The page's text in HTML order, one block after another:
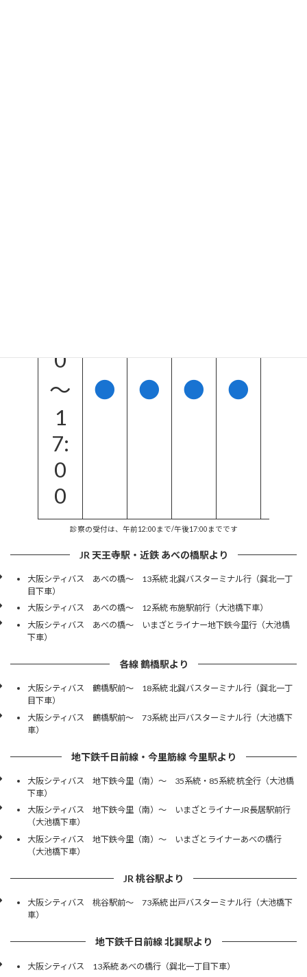
0
〜
1
7:
0
0
● ● ● ●
診察の受付は、午前12:00まで/午後17:00までです
JR 天王寺駅・近鉄 あべの橋駅より
大阪シティバス あべの橋～ 13系統 北巽バスターミナル行（巽北一丁
目下車）
大阪シティバス あべの橋～ 12系統 布施駅前行（大池橋下車）
大阪シティバス あべの橋～ いまざとライナー地下鉄今里行（大池橋
下車）
各線 鶴橋駅より
大阪シティバス 鶴橋駅前～ 18系統 北巽バスターミナル行（巽北一丁
目下車）
大阪シティバス 鶴橋駅前～ 73系統 出戸バスターミナル行（大池橋下
車）
地下鉄千日前線・今里筋線 今里駅より
大阪シティバス 地下鉄今里（南）～ 35系統・85系統 杭全行（大池橋
下車）
大阪シティバス 地下鉄今里（南）～ いまざとライナーJR長居駅前行
（大池橋下車）
大阪シティバス 地下鉄今里（南）～ いまざとライナーあべの橋行
（大池橋下車）
JR 桃谷駅より
大阪シティバス 桃谷駅前～ 73系統 出戸バスターミナル行（大池橋下
車）
地下鉄千日前線 北巽駅より
大阪シティバス 13系統 あべの橋行（巽北一丁目下車）